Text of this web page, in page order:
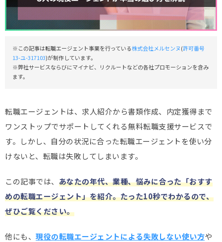
※この記事は転職エージェント事業を行っている株式会社メルセンヌ(許可番号
13-ユ-317103)が制作しています。
※弊社サービスならびにマイナビ、リクルートなどの各社プロモーションを含み
ます。
転職エージェントは、求人紹介から書類作成、内定獲得まで
ワンストップでサポートしてくれる無料転職支援サービスで
す。しかし、自分の状況に合った転職エージェントを使い分
けないと、転職は失敗してしまいます。
この記事では、 あなたの年代、業種、悩みに合った「おすす
めの転職エージェント」を紹介。たった10秒でわかるので、
ぜひご覧ください。
他にも、 現役の転職エージェントによる失敗しない使い方や